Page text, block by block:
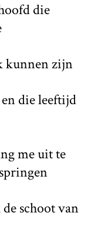
die
kunnen zijn
die leeftijd
me uit te
schoot van